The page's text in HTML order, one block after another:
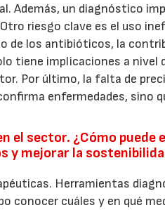
Además, un diagnóstico
riesgo clave es el uso
de los antibióticos, la
tiene implicaciones a nivel
Por último, la falta de
enfermedades, sino
el sector. ¿Cómo puede
y mejorar la
Herramientas
conocer cuáles y en qué